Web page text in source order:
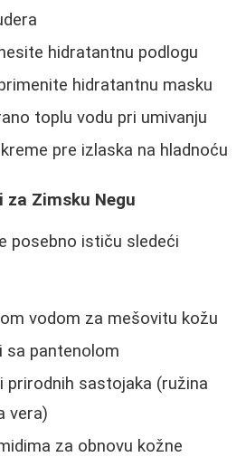
hidratantnu podlogu
hidratantnu masku
toplu vodu pri umivanju
pre izlaska na hladnoću
za Zimsku Negu
posebno ističu sledeći
vodom za mešovitu kožu
sa pantenolom
prirodnih sastojaka (ružina
vera)
za obnovu kožne